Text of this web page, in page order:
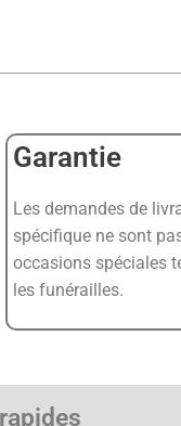
Garantie
Les demandes de
spécifique ne sont
occasions spéciales
les funérailles.